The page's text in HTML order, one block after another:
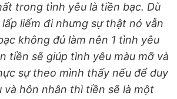
trong tình yêu là tiền bạc. Dù
liếm đi nhưng sự thật nó vẫn
không đủ làm nên 1 tình yêu
tiền sẽ giúp tình yêu màu mỡ và
sự theo mình thấy nếu để duy
và hôn nhân thì tiền sẽ là một